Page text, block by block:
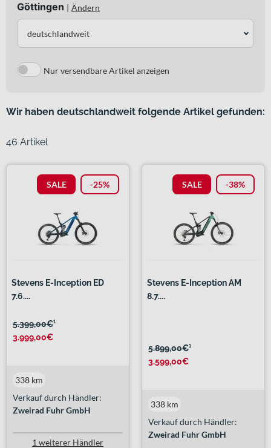
Göttingen | Ändern
deutschlandweit
Nur versendbare Artikel anzeigen
Wir haben deutschlandweit folgende Artikel gefunden:
46 Artikel
SALE -25%
Stevens E-Inception ED
7.6....
5.399,00€¹
3.999,00€
Verkauf durch Händler:
Zweirad Fuhr GmbH
338 km
1 weiterer Händler
SALE -38%
Stevens E-Inception AM
8.7....
5.899,00€¹
3.599,00€
Verkauf durch Händler:
Zweirad Fuhr GmbH
338 km